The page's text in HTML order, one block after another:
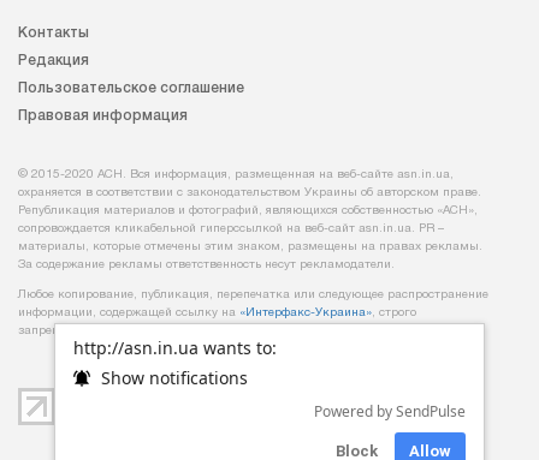
http://asn.in.ua wants to:
Show notifications
Powered by SendPulse
Block Allow
Контакты
Редакция
Пользовательское соглашение
Правовая информация
© 2015-2020 АСН. Вся информация, размещенная на веб-сайте asn.in.ua,
охраняется в соответствии с законодательством Украины об авторском праве.
Републикация материалов и фотографий, являющихся собственностью «АСН»,
сопровождается кликабельной гиперссылкой на веб-сайт asn.іn.ua. PR –
материалы, которые отмечены этим знаком, размещены на правах рекламы.
За содержание рекламы ответственность несут рекламодатели.
Любое копирование, публикация, перепечатка или следующее распространение
информации, содержащей ссылку на «Интерфакс-Украина», строго
запрещается.